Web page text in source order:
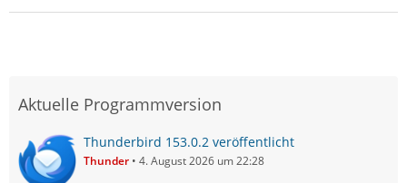
Aktuelle Programmversion
Thunderbird 153.0.2 veröffentlicht
Thunder 4. August 2026 um 22:28